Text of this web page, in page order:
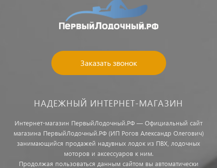
Заказать звонок
НАДЕЖНЫЙ ИНТЕРНЕТ-МАГАЗИН
Интернет-магазин ПервыйЛодочный.РФ — Официальный сайт
магазина ПервыйЛодочный.РФ (ИП Рогов Александр Олегович)
занимающийся продажей надувных лодок из ПВХ, лодочных
моторов и аксессуаров к ним.
Продолжая пользоваться данным сайтом вы автоматически